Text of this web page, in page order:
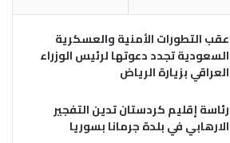
عقب التطورات الأمنية والعسكرية
السعودية تجدد دعوتها لرئيس الوزراء
العراقي بزيارة الرياض
رئاسة إقليم كردستان تدين التفجير
الارهابي في بلدة جرمانا بسوريا